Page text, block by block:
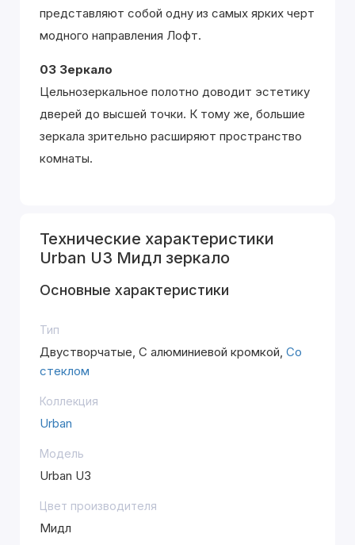
представляют собой одну из самых ярких черт
модного направления Лофт.
03 Зеркало
Цельнозеркальное полотно доводит эстетику
дверей до высшей точки. К тому же, большие
зеркала зрительно расширяют пространство
комнаты.
Технические характеристики
Urban U3 Мидл зеркало
Основные характеристики
Тип
Двустворчатые, С алюминиевой кромкой, Со
стеклом
Коллекция
Urban
Модель
Urban U3
Цвет производителя
Мидл